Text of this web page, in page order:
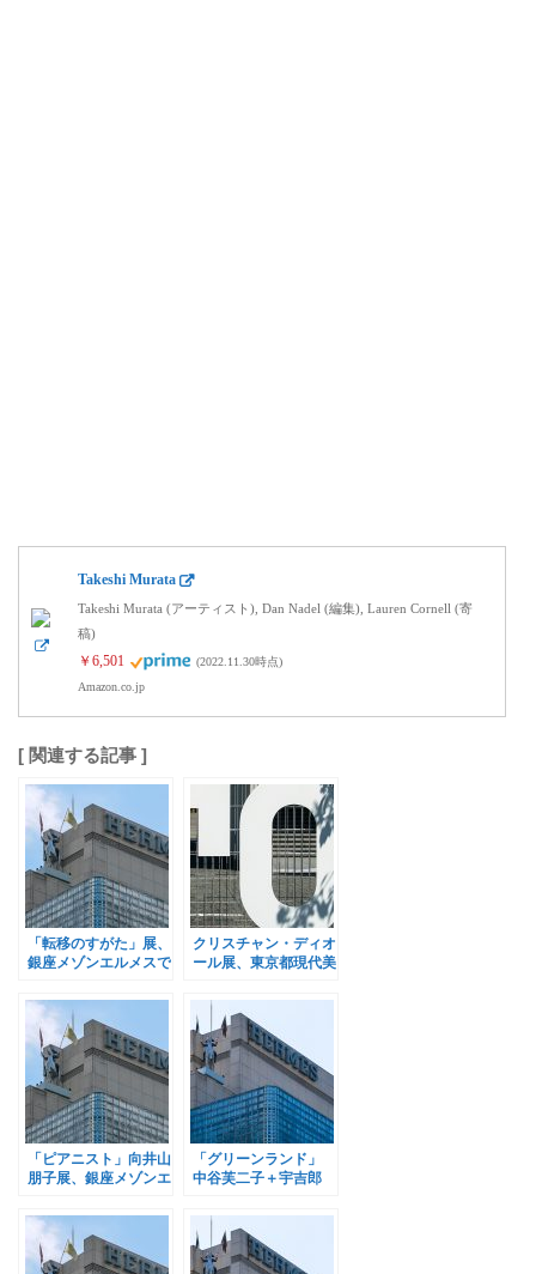
Takeshi Murata
Takeshi Murata (アーティスト), Dan Nadel (編集), Lauren Cornell (寄
稿)
￥6,501
(2022.11.30時点)
Amazon.co.jp
[ 関連する記事 ]
「転移のすがた」展、
銀座メゾンエルメスで
クリスチャン・ディオ
ール展、東京都現代美
「ピアニスト」向井山
朋子展、銀座メゾンエ
「グリーンランド」
中谷芙二子＋宇吉郎
スで開催